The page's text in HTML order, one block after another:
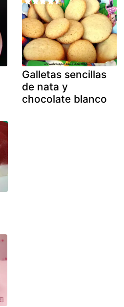
Galletas sencillas
de nata y
chocolate blanco